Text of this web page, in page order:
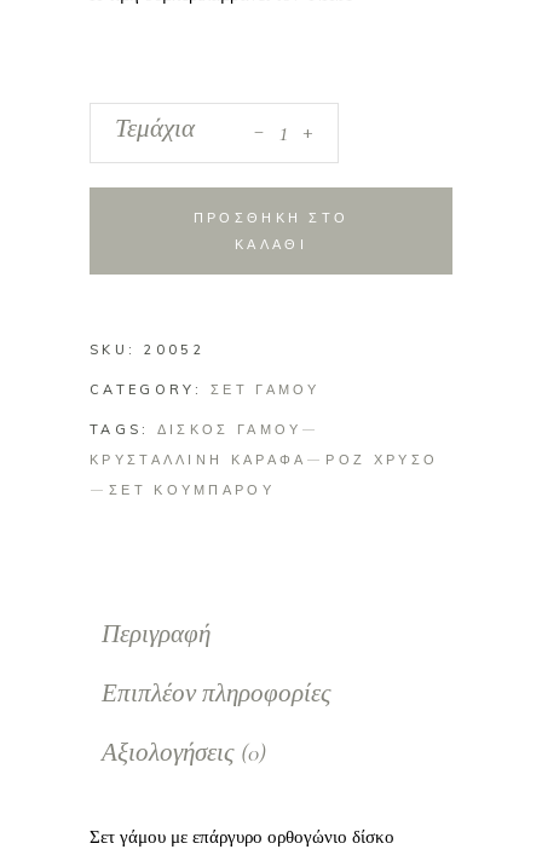
Σετ
δίσκο
quantity
Τεμάχια +
ΠΡΟΣΘΗΚΗ ΣΤΟ
ΚΑΛΑΘΙ
SKU: 20052
CATEGORY:ΣΕΤ ΓΑΜΟΥ
TAGS: ΔΙΣΚΟΣ ΓΑΜΟΥ
ΚΡΥΣΤΑΛΛΙΝΗ ΚΑΡΑΦΑ
ΡΟΖ ΧΡΥΣΟ
ΣΕΤ ΚΟΥΜΠΑΡΟΥ
Περιγραφή
Επιπλέον πληροφορίες
Αξιολογήσεις (0)
Σετ γάμου με επάργυρο ορθογώνιο δίσκο